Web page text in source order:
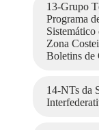
13-Grupo
Programa
Zona
Boletins de
14-NTs da